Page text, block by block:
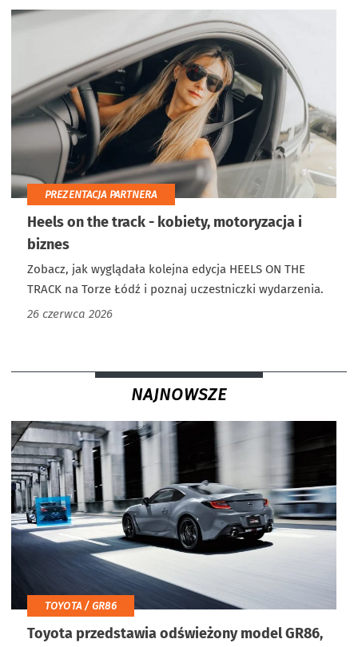
PREZENTACJA PARTNERA
Heels on the track - kobiety, motoryzacja i
biznes
Zobacz, jak wyglądała kolejna edycja HEELS ON THE
TRACK na Torze Łódź i poznaj uczestniczki wydarzenia.
26 czerwca 2026
NAJNOWSZE
TOYOTA / GR86
Toyota przedstawia odświeżony model GR86,